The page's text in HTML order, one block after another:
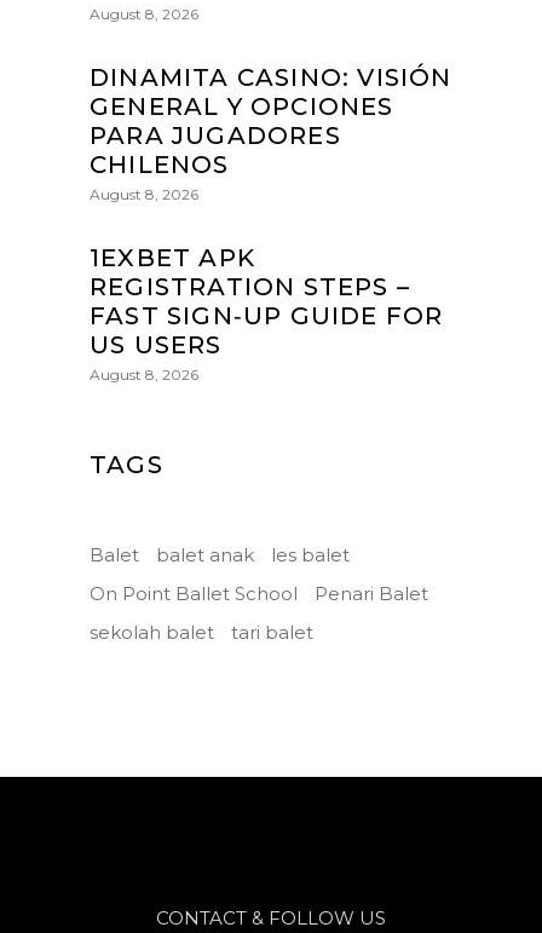
August 8, 2026
DINAMITA CASINO: VISIÓN
GENERAL Y OPCIONES
PARA JUGADORES
CHILENOS
August 8, 2026
1EXBET APK
REGISTRATION STEPS –
FAST SIGN‑UP GUIDE FOR
US USERS
August 8, 2026
TAGS
Balet balet anak
les balet
On Point Ballet School
Penari Balet
sekolah balet
tari balet
CONTACT & FOLLOW US